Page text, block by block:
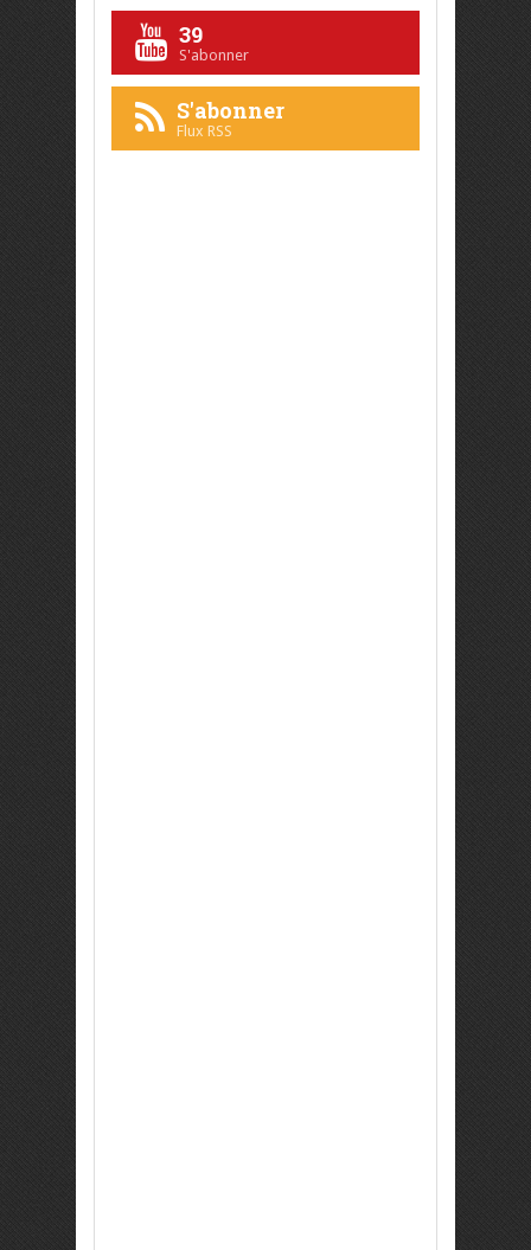
39
S'abonner
S'abonner
Flux RSS